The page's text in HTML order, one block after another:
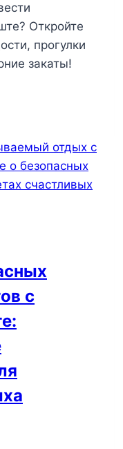
Откройте
прогулки
закаты!
с